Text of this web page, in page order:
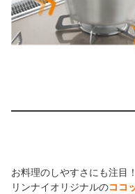
お料理のしやすさにも注目！
リンナイオリジナルのココ